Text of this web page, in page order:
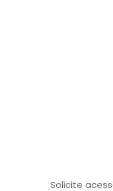
Solicite